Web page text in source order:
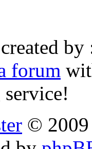
forum
© 2009